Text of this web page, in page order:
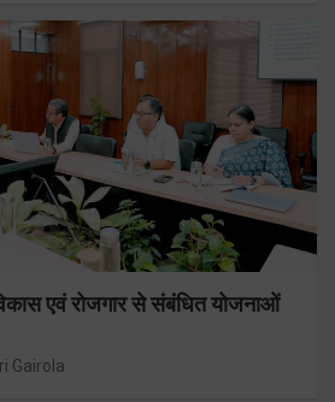
एवं रोजगार से संबंधित योजनाओं
Gairola